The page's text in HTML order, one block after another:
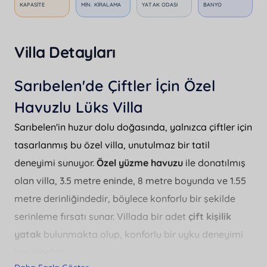
KAPASITE MIN. KIRALAMA YATAK ODASI BANYO
Villa Detayları
Sarıbelen'de Çiftler İçin Özel
Havuzlu Lüks Villa
Sarıbelen'in huzur dolu doğasında, yalnızca çiftler için
tasarlanmış bu özel villa, unutulmaz bir tatil
deneyimi sunuyor. Özel yüzme havuzu ile donatılmış
olan villa, 3.5 metre eninde, 8 metre boyunda ve 1.55
metre derinliğindedir, böylece konforlu bir şekilde
serinleme fırsatı sunar. Villada bir adet çift kişilik
yatak bulunmakta olup, konforlu bir uyku deneyimi